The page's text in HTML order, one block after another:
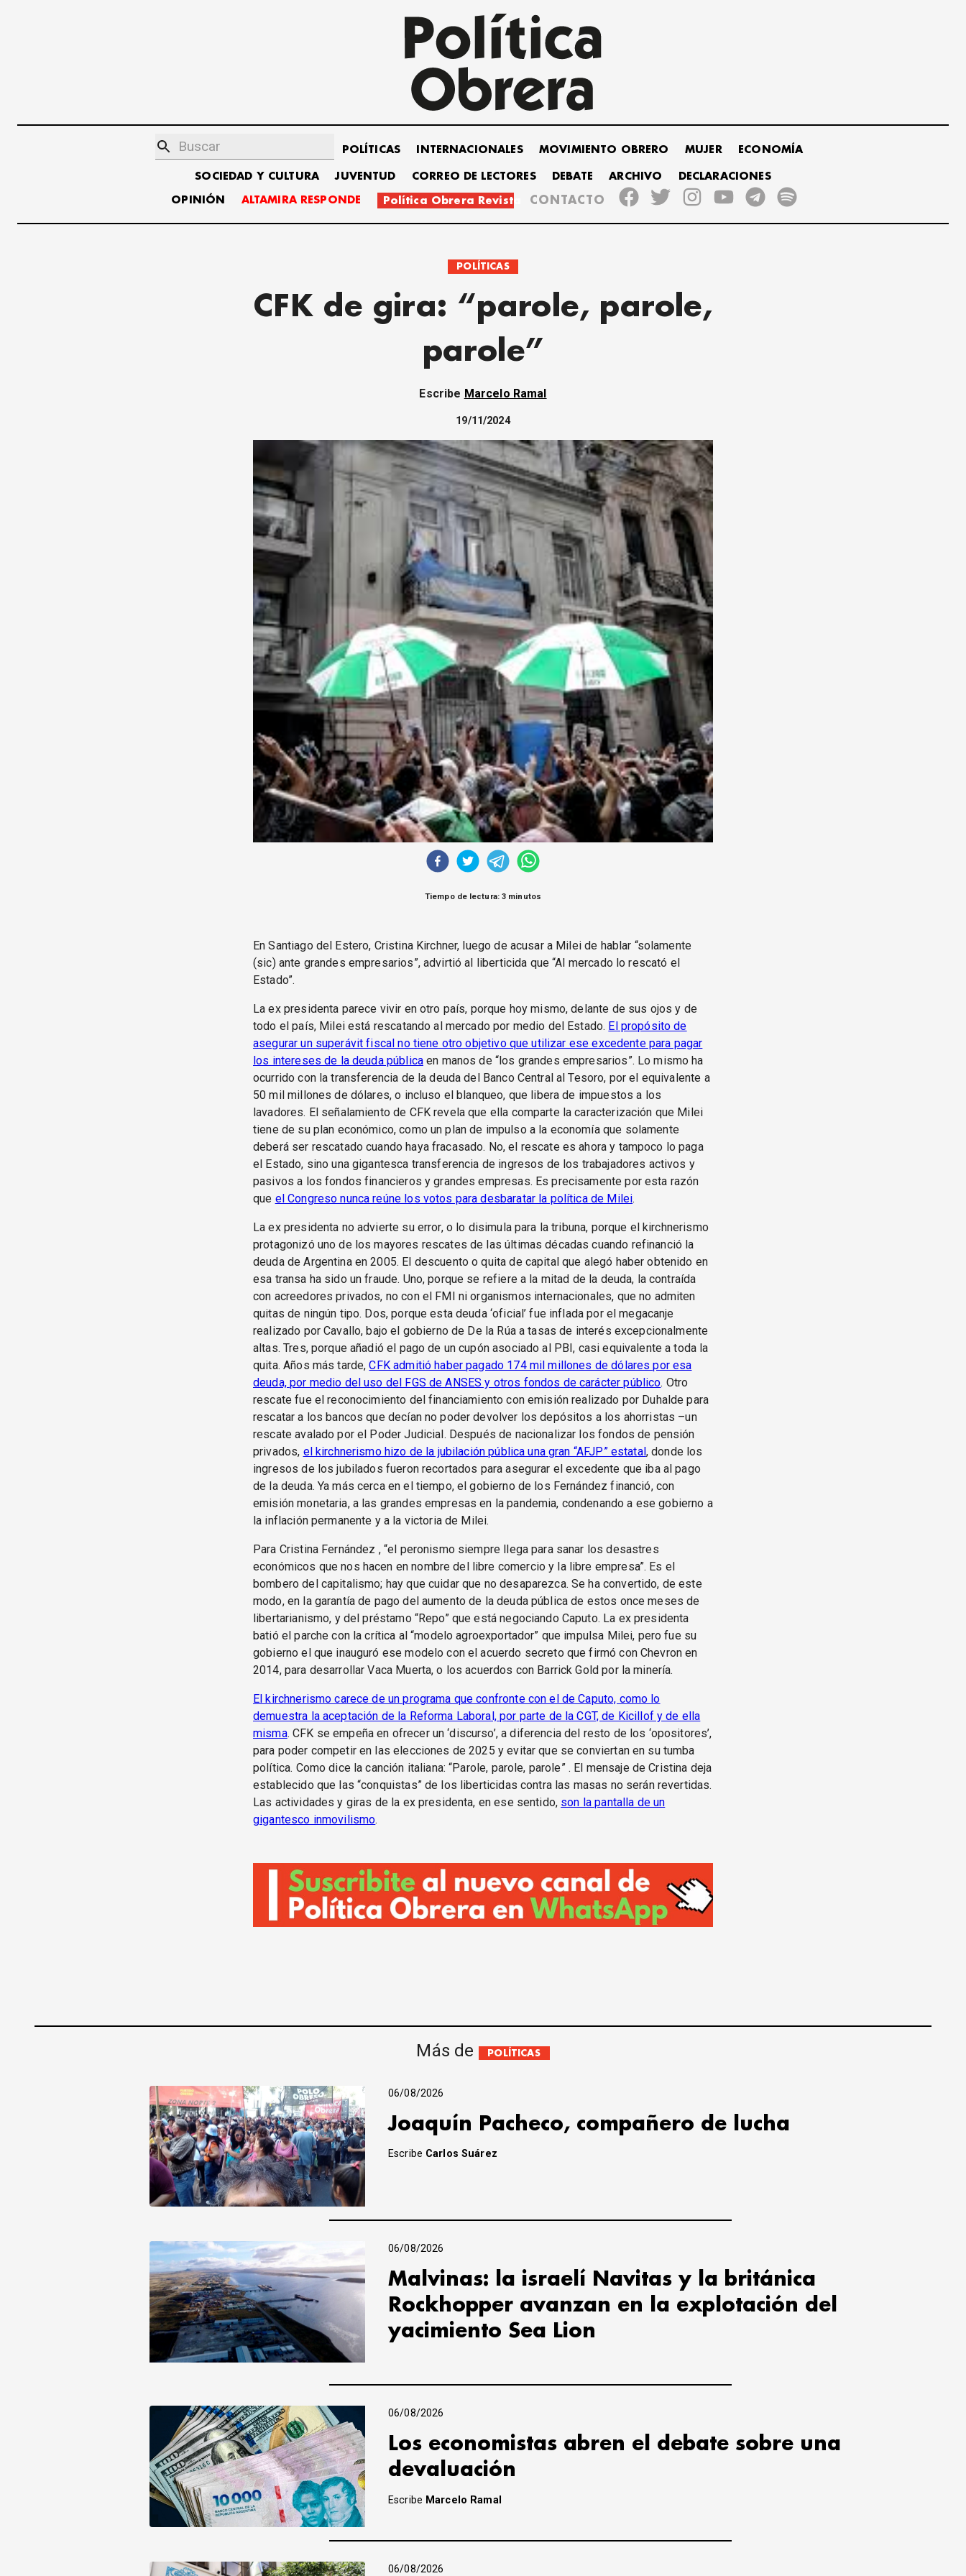
POLÍTICAS INTERNACIONALES MOVIMIENTO OBRERO MUJER ECONOMÍA
SOCIEDAD Y CULTURA JUVENTUD CORREO DE LECTORES DEBATE ARCHIVO DECLARACIONES
OPINIÓN ALTAMIRA RESPONDE Política Obrera Revista CONTACTO
POLÍTICAS
CFK de gira: “parole, parole,
parole”
Escribe Marcelo Ramal
19/11/2024
Tiempo de lectura: 3 minutos
En Santiago del Estero, Cristina Kirchner, luego de acusar a Milei de hablar “solamente
(sic) ante grandes empresarios”, advirtió al liberticida que “Al mercado lo rescató el
Estado”.
La ex presidenta parece vivir en otro país, porque hoy mismo, delante de sus ojos y de
todo el país, Milei está rescatando al mercado por medio del Estado. El propósito de
asegurar un superávit fiscal no tiene otro objetivo que utilizar ese excedente para pagar
los intereses de la deuda públicaen manos de “los grandes empresarios”. Lo mismo ha
ocurrido con la transferencia de la deuda del Banco Central al Tesoro, por el equivalente a
50 mil millones de dólares, o incluso el blanqueo, que libera de impuestos a los
lavadores. El señalamiento de CFK revela que ella comparte la caracterización que Milei
tiene de su plan económico, como un plan de impulso a la economía que solamente
deberá ser rescatado cuando haya fracasado. No, el rescate es ahora y tampoco lo paga
el Estado, sino una gigantesca transferencia de ingresos de los trabajadores activos y
pasivos a los fondos financieros y grandes empresas. Es precisamente por esta razón
que el Congreso nunca reúne los votos para desbaratar la política de Milei.
La ex presidenta no advierte su error, o lo disimula para la tribuna, porque el kirchnerismo
protagonizó uno de los mayores rescates de las últimas décadas cuando refinanció la
deuda de Argentina en 2005. El descuento o quita de capital que alegó haber obtenido en
esa transa ha sido un fraude. Uno, porque se refiere a la mitad de la deuda, la contraída
con acreedores privados, no con el FMI ni organismos internacionales, que no admiten
quitas de ningún tipo. Dos, porque esta deuda ‘oficial’ fue inflada por el megacanje
realizado por Cavallo, bajo el gobierno de De la Rúa a tasas de interés excepcionalmente
altas. Tres, porque añadió el pago de un cupón asociado al PBI, casi equivalente a toda la
quita. Años más tarde,CFK admitió haber pagado 174 mil millones de dólares por esa
deuda, por medio del uso del FGS de ANSES y otros fondos de carácter público. Otro
rescate fue el reconocimiento del financiamiento con emisión realizado por Duhalde para
rescatar a los bancos que decían no poder devolver los depósitos a los ahorristas –un
rescate avalado por el Poder Judicial. Después de nacionalizar los fondos de pensión
privados, el kirchnerismo hizo de la jubilación pública una gran “AFJP” estatal , donde los
ingresos de los jubilados fueron recortados para asegurar el excedente que iba al pago
de la deuda. Ya más cerca en el tiempo, el gobierno de los Fernández financió, con
emisión monetaria, a las grandes empresas en la pandemia, condenando a ese gobierno a
la inflación permanente y a la victoria de Milei.
Para Cristina Fernández , “el peronismo siempre llega para sanar los desastres
económicos que nos hacen en nombre del libre comercio y la libre empresa”. Es el
bombero del capitalismo; hay que cuidar que no desaparezca. Se ha convertido, de este
modo, en la garantía de pago del aumento de la deuda pública de estos once meses de
libertarianismo, y del préstamo “Repo” que está negociando Caputo. La ex presidenta
batió el parche con la crítica al “modelo agroexportador” que impulsa Milei, pero fue su
gobierno el que inauguró ese modelo con el acuerdo secreto que firmó con Chevron en
2014, para desarrollar Vaca Muerta, o los acuerdos con Barrick Gold por la minería.
El kirchnerismo carece de un programa que confronte con el de Caputo, como lo
demuestra la aceptación de la Reforma Laboral, por parte de la CGT, de Kicillof y de ella
misma. CFK se empeña en ofrecer un ‘discurso’, a diferencia del resto de los ‘opositores’,
para poder competir en las elecciones de 2025 y evitar que se conviertan en su tumba
política. Como dice la canción italiana: “Parole, parole, parole” . El mensaje de Cristina deja
establecido que las “conquistas” de los liberticidas contra las masas no serán revertidas.
Las actividades y giras de la ex presidenta, en ese sentido, son la pantalla de un
gigantesco inmovilismo.
Más de POLÍTICAS
06/08/2026
Joaquín Pacheco, compañero de lucha
Escribe Carlos Suárez
06/08/2026
Malvinas: la israelí Navitas y la británica
Rockhopper avanzan en la explotación del
yacimiento Sea Lion
06/08/2026
Los economistas abren el debate sobre una
devaluación
Escribe Marcelo Ramal
06/08/2026